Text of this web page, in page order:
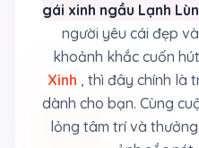
gái xinh ngầu Lạnh
người yêu cái đẹp
khoảnh khắc cuốn
Xinh , thì đây chính là
dành cho bạn. Cùng
lỏng tâm trí và